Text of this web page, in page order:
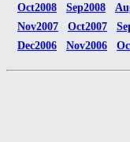
Oct2008
Sep2008
Nov2007
Oct2007
Dec2006
Nov2006